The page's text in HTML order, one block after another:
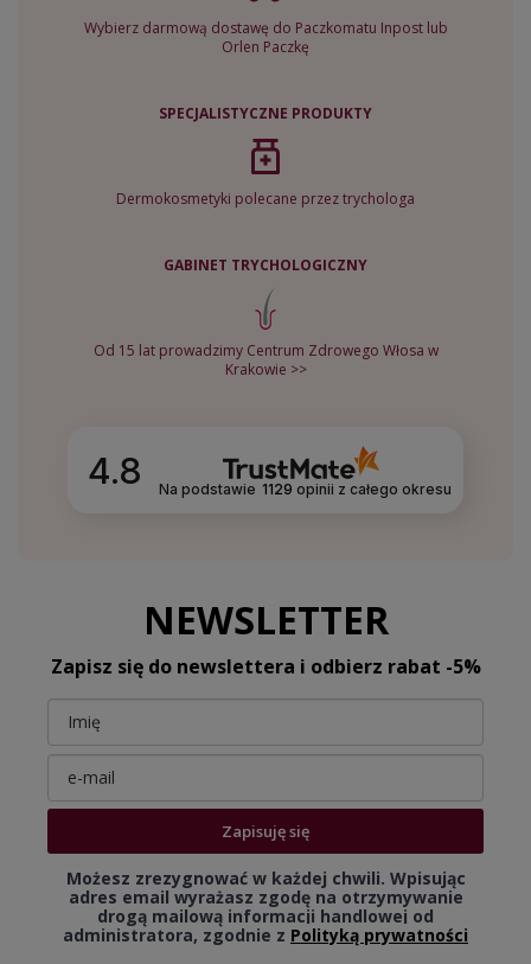
Wybierz darmową dostawę do Paczkomatu Inpost lub
Orlen Paczkę
SPECJALISTYCZNE PRODUKTY
Dermokosmetyki polecane przez trychologa
GABINET TRYCHOLOGICZNY
Od 15 lat prowadzimy Centrum Zdrowego Włosa w
Krakowie >>
4.8 Na podstawie 1129 opinii z całego okresu
NEWSLETTER
Zapisz się do newslettera i odbierz rabat -5%
Zapisuję się
Możesz zrezygnować w każdej chwili. Wpisując
adres email wyrażasz zgodę na otrzymywanie
drogą mailową informacji handlowej od
administratora, zgodnie z Polityką prywatności